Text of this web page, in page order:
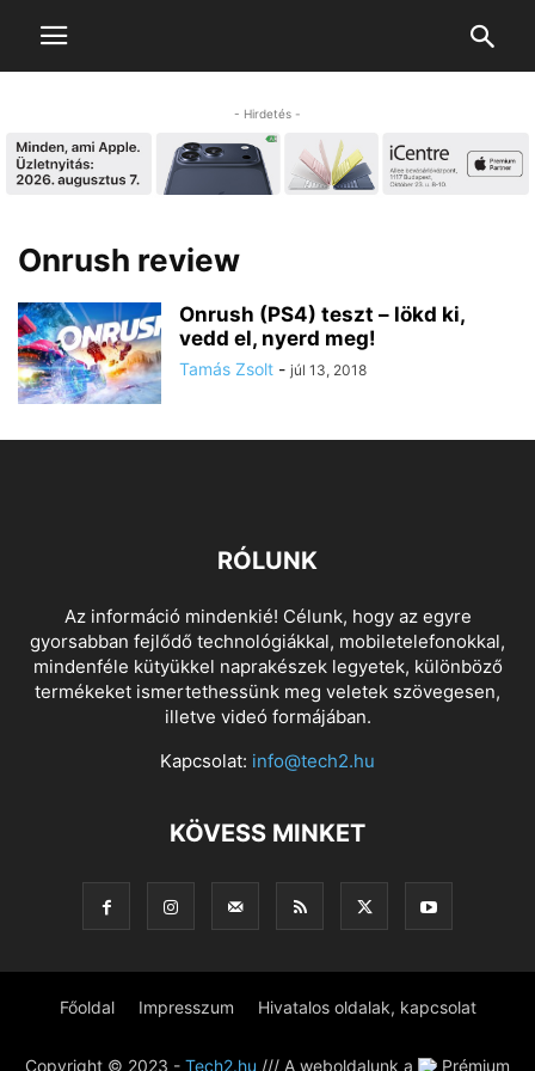
- Hirdetés -
Onrush review
Onrush (PS4) teszt – lökd ki,
vedd el, nyerd meg!
Tamás Zsolt - júl 13, 2018
RÓLUNK
Az információ mindenkié! Célunk, hogy az egyre
gyorsabban fejlődő technológiákkal, mobiletelefonokkal,
mindenféle kütyükkel naprakészek legyetek, különböző
termékeket ismertethessünk meg veletek szövegesen,
illetve videó formájában.
Kapcsolat: info@tech2.hu
KÖVESS MINKET
Főoldal Impresszum Hivatalos oldalak, kapcsolat
Copyright © 2023 - Tech2.hu /// A weboldalunk a Prémium